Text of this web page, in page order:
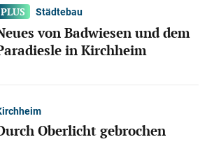
Städtebau
von Badwiesen und dem
in Kirchheim
Oberlicht gebrochen